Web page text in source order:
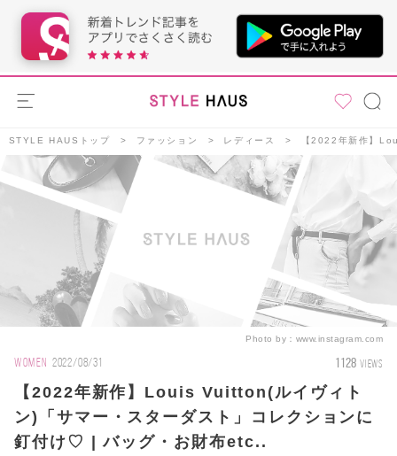
STYLE HAUSトップ ファッション レディース 【2022年新作】
Photo by： www.instagram.com
WOMEN 2022/08/31 1128 VIEWS
【2022年新作】Louis Vuitton(ルイヴィト
ン)「サマー・スターダスト」コレクションに
釘付け♡ | バッグ・お財布etc..